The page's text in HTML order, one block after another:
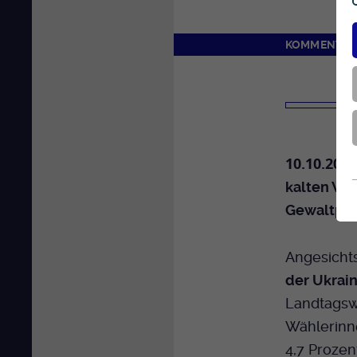
KOMMENTAR
10.10.2022
kalten
der
4,7